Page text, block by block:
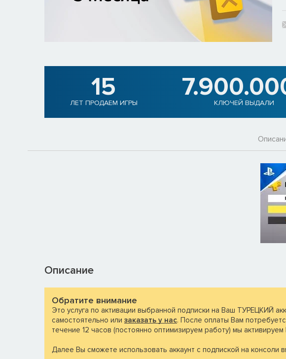
15
ЛЕТ ПРОДАЕМ ИГРЫ КЛЮЧЕЙ ВЫДАЛИ
Описание
Обратите внимание
Это услуга по активации выбранной подписки на Ваш ТУРЕЦКИЙ
самостоятельно или заказать у нас. После оплаты Вам
течение 12 часов (постоянно оптимизируем работу) мы активируем
Далее Вы сможете использовать аккаунт с подпиской на консоли